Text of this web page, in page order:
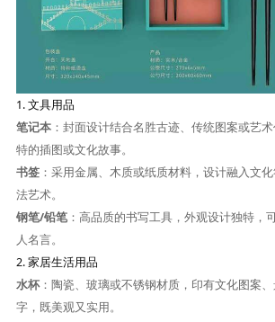
1.文具用品
笔记本：封面设计结合名胜古迹、传统图案或艺
特的插图或文化故事。
书签：采用金属、木质或纸质材料，设计融入文
法艺术。
钢笔/铅笔：高品质的书写工具，外观设计独特，
人名言。
2.家居生活用品
水杯：陶瓷、玻璃或不锈钢材质，印有文化图案
字，既美观又实用。